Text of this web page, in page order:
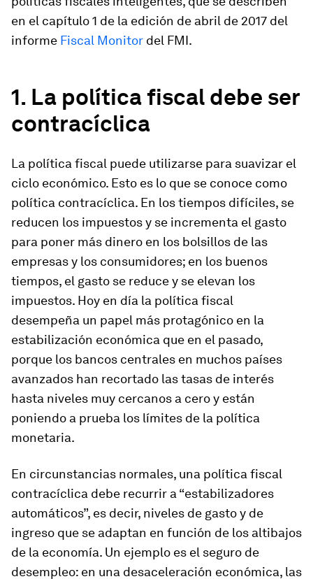
en el capítulo 1 de la edición de abril de 2017 del
informe Fiscal Monitor del FMI.
1. La política fiscal debe ser
contracíclica
La política fiscal puede utilizarse para suavizar el
ciclo económico. Esto es lo que se conoce como
política contracíclica. En los tiempos difíciles, se
reducen los impuestos y se incrementa el gasto
para poner más dinero en los bolsillos de las
empresas y los consumidores; en los buenos
tiempos, el gasto se reduce y se elevan los
impuestos. Hoy en día la política fiscal
desempeña un papel más protagónico en la
estabilización económica que en el pasado,
porque los bancos centrales en muchos países
avanzados han recortado las tasas de interés
hasta niveles muy cercanos a cero y están
poniendo a prueba los límites de la política
monetaria.
En circunstancias normales, una política fiscal
contracíclica debe recurrir a “estabilizadores
automáticos”, es decir, niveles de gasto y de
ingreso que se adaptan en función de los altibajos
de la economía. Un ejemplo es el seguro de
desempleo: en una desaceleración económica, las